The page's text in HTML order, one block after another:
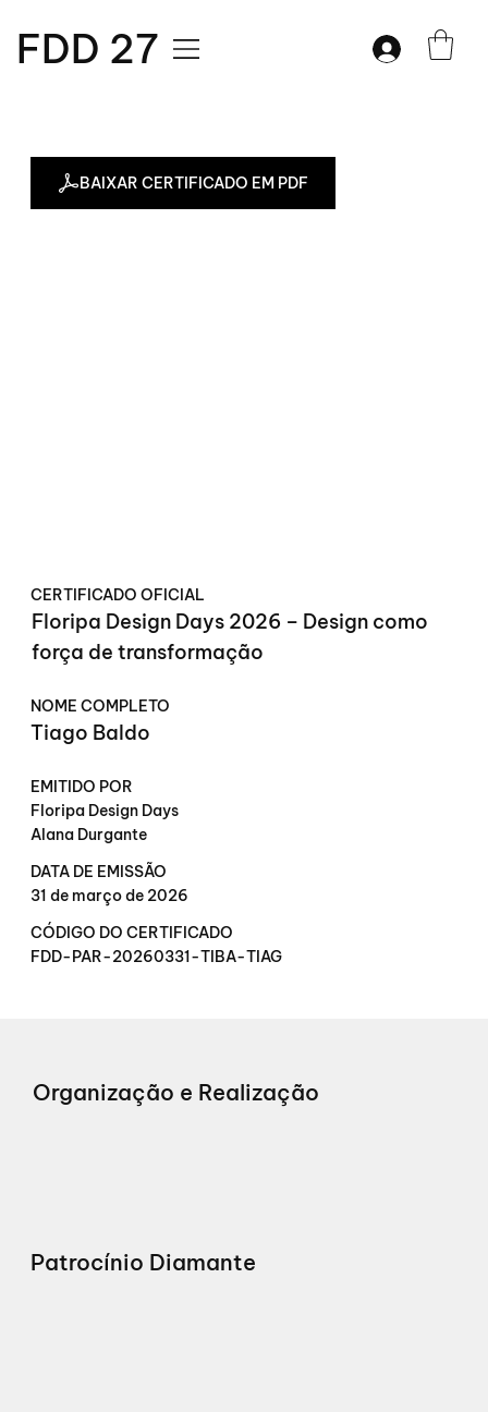
FDD 27
BAIXAR CERTIFICADO EM PDF
CERTIFICADO OFICIAL
Floripa Design Days 2026 – Design como
força de transformação
NOME COMPLETO
Tiago Baldo
DATA DE EMISSÃO
31 de março de 2026
EMITIDO POR
Floripa Design Days
Alana Durgante
CÓDIGO DO CERTIFICADO
FDD-PAR-20260331-TIBA-TIAG
Organização e Realização
Patrocínio Diamante